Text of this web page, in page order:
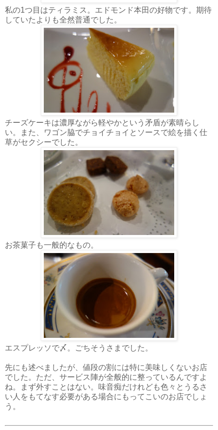
私の1つ目はティラミス。エドモンド本田の好物です。期待
していたよりも全然普通でした。
チーズケーキは濃厚ながら軽やかという矛盾が素晴らし
い。また、ワゴン脇でチョイチョイとソースで絵を描く仕
草がセクシーでした。
お茶菓子も一般的なもの。
エスプレッソで〆。ごちそうさまでした。
先にも述べましたが、値段の割には特に美味しくないお店
でした。ただ、サービス陣が全般的に整っているんですよ
ね。まず外すことはない。味音痴だけれども色々とうるさ
い人をもてなす必要がある場合にもってこいのお店でしょ
う。